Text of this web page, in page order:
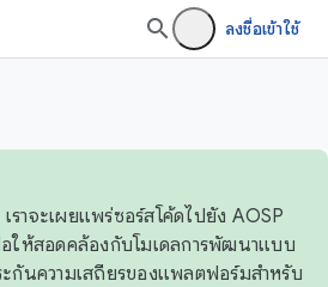
ลงชื่อเข้าใช้
าจะเผยแพร่ซอร์สโค้ดไปยัง AOSP
ให้สอดคล้องกับโมเดลการพัฒนาแบบ
กันความเสถียรของแพลตฟอร์มสำหรับ